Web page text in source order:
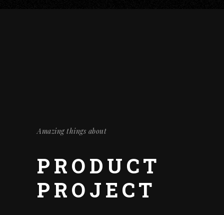
Amazing things about
PRODUCT
PROJECT